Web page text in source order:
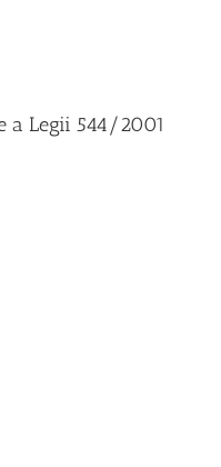
a Legii 544/2001